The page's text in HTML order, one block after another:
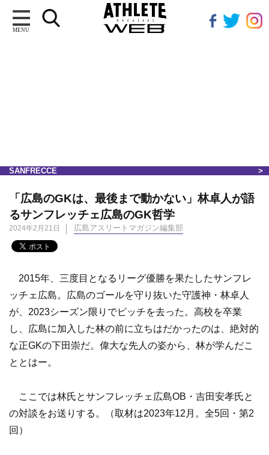
MENU
SANFRECCE
「広島のGKは、最後まで動かない」林卓人が語
るサンフレッチェ広島のGK哲学
2024年2月21日 広島アスリートマガジン編集部
2015年、三度目となるリーグ優勝を果たしたサンフレ
ッチェ広島。広島のゴールを守り抜いた守護神・林卓人
が、2023シーズン限りでピッチを去った。高校を卒業
し、広島に加入した林の前に立ちはだかったのは、絶対的
な正GKの下田崇だ。偉大な先人の姿から、林が学んだこ
ととはー。
ここでは林氏とサンフレッチェ広島OB・吉田安孝氏と
の対談をお送りする。（取材は2023年12月。全5回・第2
回）